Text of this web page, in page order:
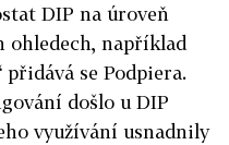
DIP na úroveň
ohledech, například
se Podpiera.
došlo u DIP
využívání usnadnily